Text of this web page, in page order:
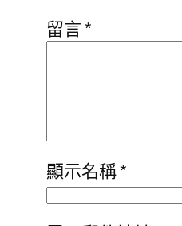
留言*
顯示名稱*